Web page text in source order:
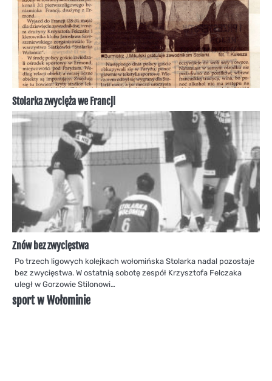
Stolarka zwycięża we Francji
Znów bez zwycięstwa
Po trzech ligowych kolejkach wołomińska Stolarka nadal pozostaje
bez zwycięstwa. W ostatnią sobotę zespół Krzysztofa Felczaka
uległ w Gorzowie Stilonowi…
sport w Wołominie